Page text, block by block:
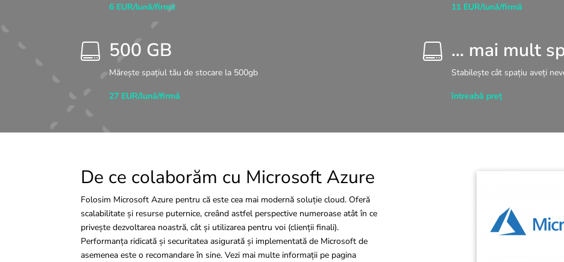
6 EUR/lună/firmă
 500 GB
Mărește spațiul tău de stocare la 500gb
27 EUR/lună/firmă
11 EUR/lună/firmă
 ... mai mult
Stabilește cât spațiu aveți
întreabă preț
De ce colaborăm cu Microsoft Azure
Folosim Microsoft Azure pentru că este cea mai modernă soluție cloud. Oferă
scalabilitate și resurse puternice, creând astfel perspective numeroase atât în ce
privește dezvoltarea noastră, cât și utilizarea pentru voi (clienții finali).
Performanța ridicată și securitatea asigurată și implementată de Microsoft de
asemenea este o recomandare în sine. Vezi mai multe informații pe pagina